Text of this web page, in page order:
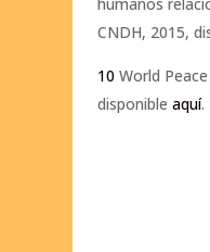
humanos
CNDH, 2015,
10 World
disponible aquí.